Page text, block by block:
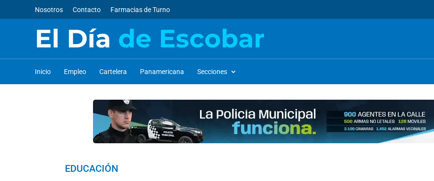
Nosotros Contacto Farmacias de Turno
El Día de Escobar
Inicio Empleo Cartelera Panamericana Secciones
EDUCACIÓN